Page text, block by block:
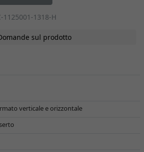
1318-H
sul prodotto
verticale e orizzontale